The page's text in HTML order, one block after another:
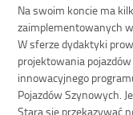
Na swoim koncie ma
zaimplementowanych
W sferze dydaktyki
projektowania
innowacyjnego
Pojazdów Szynowych.
Stara się przekazywać